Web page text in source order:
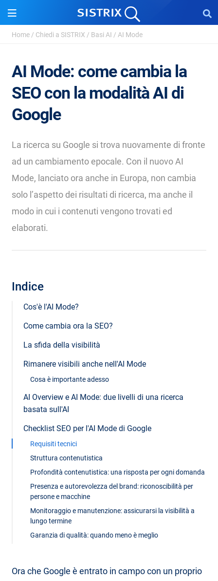
Home / Chiedi a SISTRIX / Basi AI / AI Mode
AI Mode: come cambia la
SEO con la modalità AI di
Google
La ricerca su Google si trova nuovamente di fronte
ad un cambiamento epocale. Con il nuovo AI
Mode, lanciato ora anche in Europa, non cambia
solo l’aspetto dei risultati di ricerca, ma anche il
modo in cui i contenuti vengono trovati ed
elaborati.
Indice
Cos'è l'AI Mode?
Come cambia ora la SEO?
La sfida della visibilità
Rimanere visibili anche nell'AI Mode
Cosa è importante adesso
AI Overview e AI Mode: due livelli di una ricerca
basata sull'AI
Checklist SEO per l'AI Mode di Google
Requisiti tecnici
Struttura contenutistica
Profondità contenutistica: una risposta per ogni domanda
Presenza e autorevolezza del brand: riconoscibilità per
persone e macchine
Monitoraggio e manutenzione: assicurarsi la visibilità a
lungo termine
Garanzia di qualità: quando meno è meglio
Ora che Google è entrato in campo con un proprio